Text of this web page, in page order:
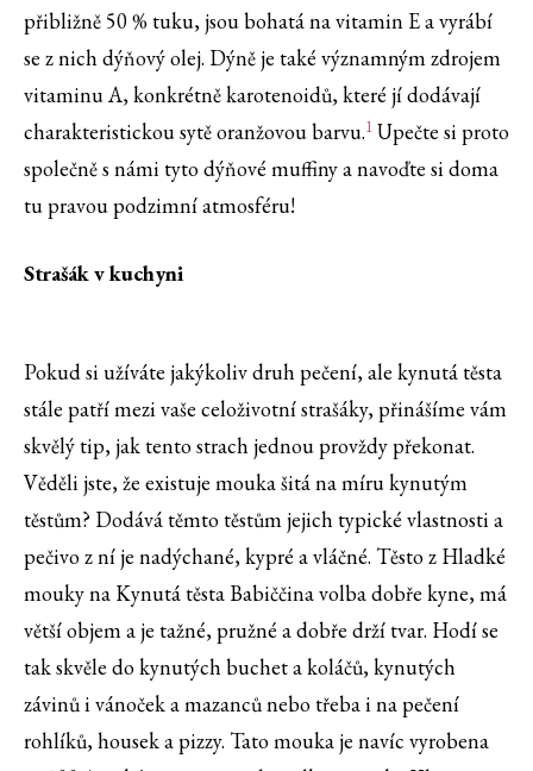
přibližně 50 % tuku, jsou bohatá na vitamin E a vyrábí
se z nich dýňový olej. Dýně je také významným zdrojem
vitaminu A, konkrétně karotenoidů, které jí dodávají
charakteristickou sytě oranžovou barvu.1 Upečte si proto
společně s námi tyto dýňové muffiny a navoďte si doma
tu pravou podzimní atmosféru!
Strašák v kuchyni
Pokud si užíváte jakýkoliv druh pečení, ale kynutá těsta
stále patří mezi vaše celoživotní strašáky, přinášíme vám
skvělý tip, jak tento strach jednou provždy překonat.
Věděli jste, že existuje mouka šitá na míru kynutým
těstům? Dodává těmto těstům jejich typické vlastnosti a
pečivo z ní je nadýchané, kypré a vláčné. Těsto z Hladké
mouky na Kynutá těsta Babiččina volba dobře kyne, má
větší objem a je tažné, pružné a dobře drží tvar. Hodí se
tak skvěle do kynutých buchet a koláčů, kynutých
závinů i vánoček a mazanců nebo třeba i na pečení
rohlíků, housek a pizzy. Tato mouka je navíc vyrobena